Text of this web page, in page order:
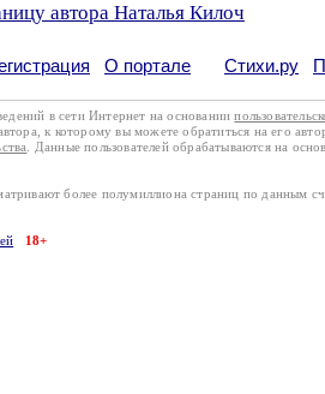
автора Наталья Килоч
О портале Стихи.ру
в сети Интернет на основании
к которому вы можете обратиться на его
. Данные пользователей обрабатываются на
более полумиллиона страниц по данным
18+